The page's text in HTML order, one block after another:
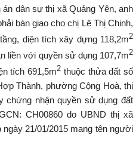
dân sự thị xã Quảng Yên, anh
bàn giao cho chị Lê Thị Chinh,
diện tích xây dựng 118,2m2
liền với quyền sử dụng 107,7m2
tích 691,5m2 thuộc thửa đất số
Thành, phường Cộng Hoà, thị
chứng nhận quyền sử dụng đất
CH00860 do UBND thị xã
21/01/2015 mang tên người